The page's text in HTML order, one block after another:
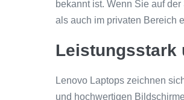
bekannt ist. Wenn Sie auf
als auch im privaten Bereich
Leistungsstark
Lenovo Laptops zeichnen
und hochwertigen